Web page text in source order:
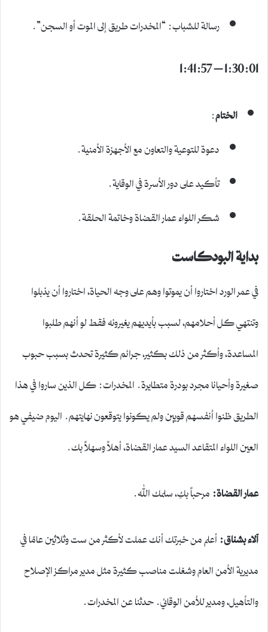
رسالة للشباب: “المخدرات طريق إلى الموت أو السجن”.
1:30:01 – 1:41:57
الختام:
دعوة للتوعية والتعاون مع الأجهزة الأمنية.
تأكيد على دور الأسرة في الوقاية.
شكر اللواء عمار القضاة وخاتمة الحلقة.
بداية البودكاست
في عمر الورد اختاروا أن يموتوا وهم على وجه الحياة، اختاروا أن يذبلوا
وتنتهي كل أحلامهم، لسبب بأيديهم يغيرونه فقط لو أنهم طلبوا
المساعدة، وأكثر من ذلك بكثير، جرائم كثيرة تحدث بسبب حبوب
صغيرة وأحيانا مجرد بودرة متطايرة. المخدرات: كل الذين ساروا في هذا
الطريق ظنوا أنفسهم قويين ولم يكونوا يتوقعون نهايتهم. اليوم ضيفي هو
العين اللواء المتقاعد السيد عمار القضاة، أهلاً وسهلاً بك.
عمار القضاة:مرحباً بكِ، سلمك الله.
آلاء بشناق:أعلم من خبرتك أنك عملت لأكثر من ست وثلاثين عامًا في
مديرية الأمن العام وشغلت مناصب كثيرة مثل مدير مراكز الإصلاح
والتأهيل، ومدير للأمن الوقائي. حدثنا عن المخدرات.